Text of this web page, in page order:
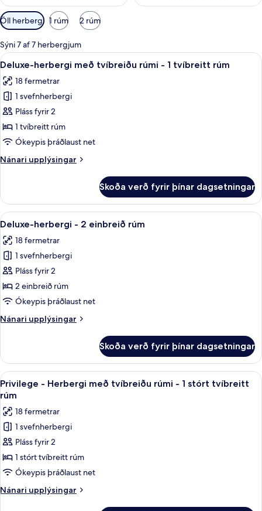
Síur
í
boði
fyrir
herbergi
Öll herbergi 1 rúm 2 rúm
Sýni 7 af 7 herbergjum
Skoða
allar
myndir
fyrir
Deluxe-
herbergi
með
rúmi
tvíbreitt
rúm
Öryggishólf í herbergi, skrifborð,
9
Deluxe-herbergi með tvíbreiðu rúmi - 1 tvíbreitt rúm
18 fermetrar
1 svefnherbergi
Pláss fyrir 2
1 tvíbreitt rúm
Ókeypis þráðlaust net
Nánari upplýsingar
Nánari
herbergi
með
tvíbreiðu
tvíbreitt
rúm
Skoða verð fyrir þínar dagsetningar
Skoða
allar
myndir
fyrir
Deluxe-
herbergi
-
einbreið
Öryggishólf í herbergi, skrifborð,
5
Deluxe-herbergi - 2 einbreið rúm
18 fermetrar
1 svefnherbergi
Pláss fyrir 2
2 einbreið rúm
Ókeypis þráðlaust net
Nánari upplýsingar
Nánari
herbergi
2
einbreið
Skoða verð fyrir þínar dagsetningar
Skoða
allar
myndir
fyrir
Privilege
-
Herbergi
með
tvíbreiðu
rúmi
Privilege - Herbergi með tvíbreiðu
10
Privilege - Herbergi með tvíbreiðu rúmi - 1 stórt tvíbreitt
rúm
18 fermetrar
1 svefnherbergi
Pláss fyrir 2
1 stórt tvíbreitt rúm
Ókeypis þráðlaust net
Nánari upplýsingar
Nánari